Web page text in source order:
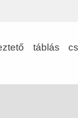
táblás